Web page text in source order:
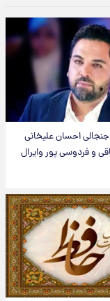
احسان علیخانی
و فردوسی پور وایرال